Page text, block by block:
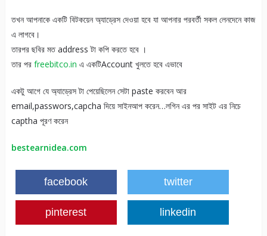
তখন আপনাকে একটি বিটকয়েন অ্যাড্রেস দেওয়া হবে যা আপনার পরবর্তী সকল লেনদেনে কাজ
এ লাগবে।
তারপর ছবির মত address টা কপি করতে হবে ।
তার পর freebitco.in এ একটিAccount খুলতে হবে এভাবে
একটু আগে যে অ্যাড্রেস টা পেয়েছিলেন সেটা paste করবেন আর
email,passwors,capcha দিয়ে সাইনআপ করেন…লগিন এর পর সাইট এর নিচে
captha পূরণ করেন
bestearnidea.com
facebook twitter
pinterest linkedin